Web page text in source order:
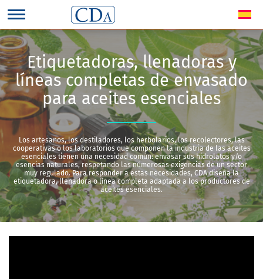
Etiquetadoras, llenadoras y
líneas completas de envasado
para aceites esenciales
Los artesanos, los destiladores, los herbolarios, los recolectores, las
cooperativas o los laboratorios que componen la industria de las aceites
esenciales tienen una necesidad común: envasar sus hidrolatos y/o
esencias naturales, respetando las númerosas exigencias de un sector
muy regulado. Para responder a estas necesidades, CDA diseña la
etiquetadora, llenadora o línea completa adaptada a los productores de
aceites esenciales.